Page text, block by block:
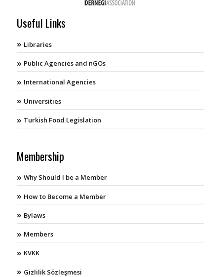
Useful Links
Libraries
Public Agencies and nGOs
International Agencies
Universities
Turkish Food Legislation
Membership
Why Should I be a Member
How to Become a Member
Bylaws
Members
KVKK
Gizlilik Sözleşmesi